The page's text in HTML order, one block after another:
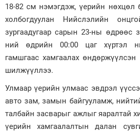
18-82 см нэмэгдэж, үерийн нөхцөл
холбогдуулан Нийслэлийн
зургаадугаар сарын 23-ны өдрөөс
ний өдрийн 00:00 цаг хүртэл
гамшгаас хамгаалах
шилжүүллээ.
Улмаар үерийн улмаас эвдрэл
авто зам, замын байгууламж,
талбайн засварыг ажлыг яаралтай
үерийн хамгаалалтын далан